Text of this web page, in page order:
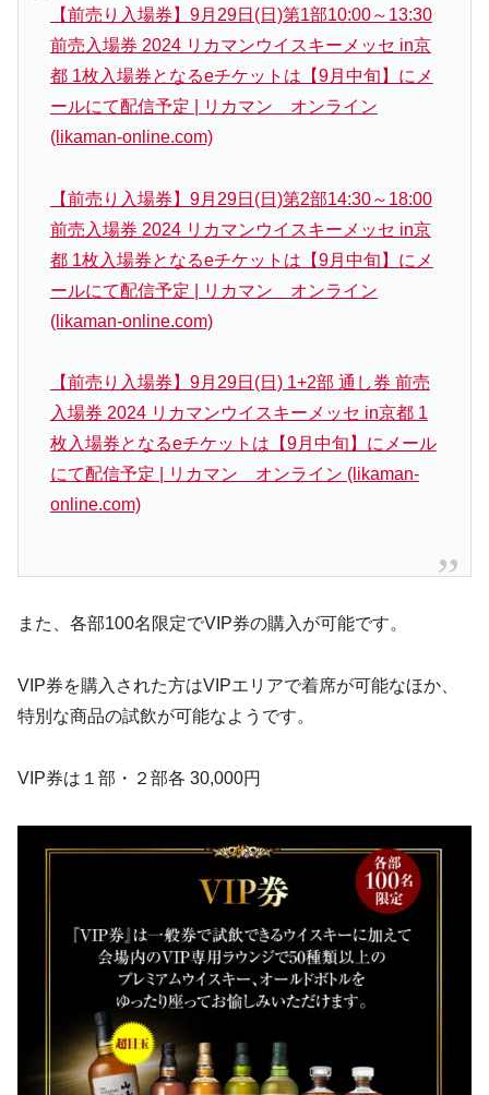
【前売り入場券】9月29日(日)第1部10:00～13:30
前売入場券 2024 リカマンウイスキーメッセ in京
都 1枚入場券となるeチケットは【9月中旬】にメ
ールにて配信予定 | リカマン オンライン
(likaman-online.com)
【前売り入場券】9月29日(日)第2部14:30～18:00
前売入場券 2024 リカマンウイスキーメッセ in京
都 1枚入場券となるeチケットは【9月中旬】にメ
ールにて配信予定 | リカマン オンライン
(likaman-online.com)
【前売り入場券】9月29日(日) 1+2部 通し券 前売
入場券 2024 リカマンウイスキーメッセ in京都 1
枚入場券となるeチケットは【9月中旬】にメール
にて配信予定 | リカマン オンライン (likaman-
online.com)
また、各部100名限定でVIP券の購入が可能です。
VIP券を購入された方はVIPエリアで着席が可能なほか、
特別な商品の試飲が可能なようです。
VIP券は１部・２部各 30,000円